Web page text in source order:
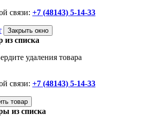
связи: +7 (48143) 5-14-33
Закрыть окно
из списка
удаления товара
связи: +7 (48143) 5-14-33
товар
из списка